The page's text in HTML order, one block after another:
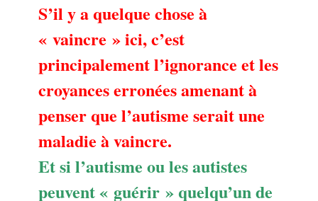
S’il y a quelque chose à
« vaincre » ici, c’est
principalement l’ignorance et les
croyances erronées amenant à
penser que l’autisme serait une
maladie à vaincre.
Et si l’autisme ou les autistes
peuvent « guérir » quelqu’un de